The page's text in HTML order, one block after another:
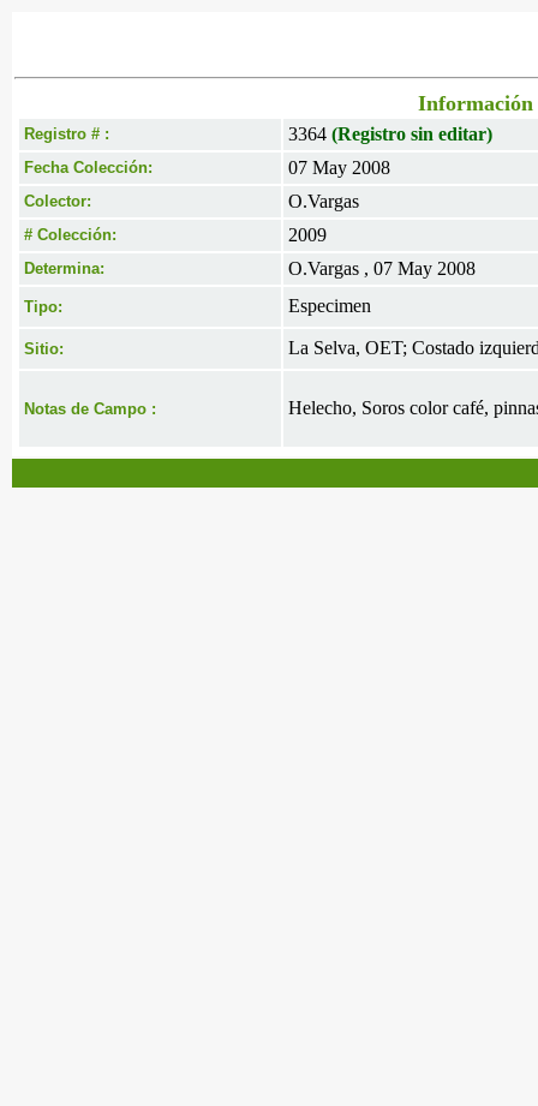
Información
Registro # : 3364 (Registro sin editar)
Fecha Colección: 07 May 2008
Colector: O.Vargas
# Colección: 2009
Determina: O.Vargas , 07 May 2008
Tipo: Especimen
Sitio: La Selva, OET; Costado
Notas de Campo : Helecho, Soros color café,